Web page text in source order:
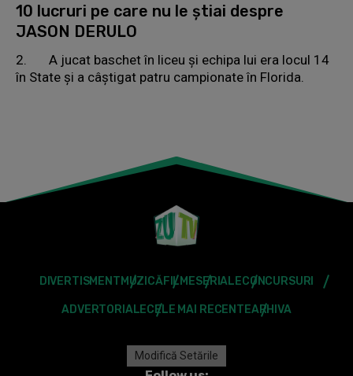
10 lucruri pe care nu le știai despre
JASON DERULO
2. A jucat baschet în liceu și echipa lui era locul 14
în State și a câștigat patru campionate în Florida.
DIVERTISMENT MUZICĂFILMESERIALECONCURSURI
ADVERTORIALECELE MAI RECENTEARHIVA
Modifică Setările